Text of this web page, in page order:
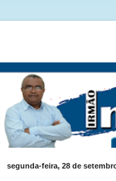
segunda-feira, 28 de